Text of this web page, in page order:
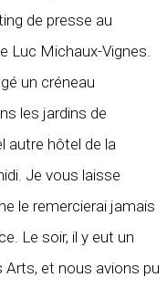
de presse au
Luc Michaux-Vignes.
un créneau
les jardins de
autre hôtel de la
Je vous laisse
le remercierai jamais
Le soir, il y eut un
et nous avions pu